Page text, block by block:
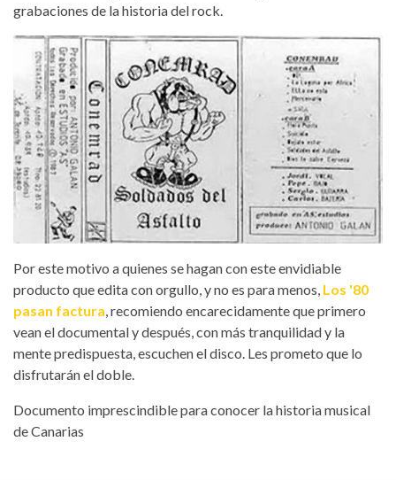
grabaciones de la historia del rock.
Por este motivo a quienes se hagan con este envidiable
producto que edita con orgullo, y no es para menos, Los '80
pasan factura, recomiendo encarecidamente que primero
vean el documental y después, con más tranquilidad y la
mente predispuesta, escuchen el disco. Les prometo que lo
disfrutarán el doble.
Documento imprescindible para conocer la historia musical
de Canarias